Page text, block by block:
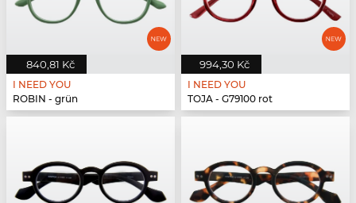
840,81 Kč
I NEED YOU
ROBIN - grün
994,30 Kč
I NEED YOU
TOJA - G79100 rot